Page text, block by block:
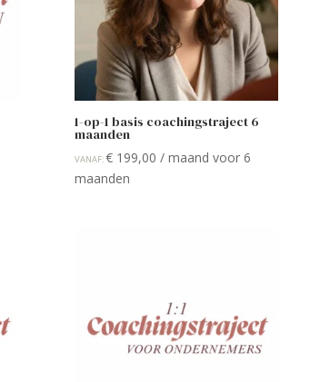
1-op-1 basis coachingstraject 6
maanden
VANAF:€199,00 / maand voor 6
maanden